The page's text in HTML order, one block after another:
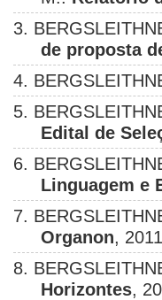
3.
de proposta
4.
5.
Edital de
6.
Linguagem e
7.
Organon,
8.
Horizontes,